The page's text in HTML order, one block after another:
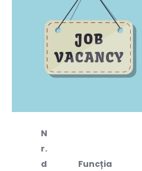
N
r.
d
Funcția